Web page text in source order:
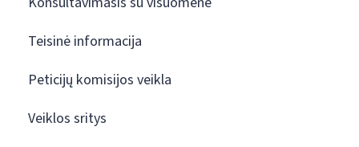
Teisinė informacija
Peticijų komisijos veikla
Veiklos sritys